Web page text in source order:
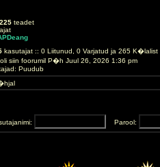
teadet
kasutajat :: 0 Liitunud, 0 Varjatud ja 265
siin foorumil P�h Juul 26, 2026 1:36 pm
Puudub
Parool: